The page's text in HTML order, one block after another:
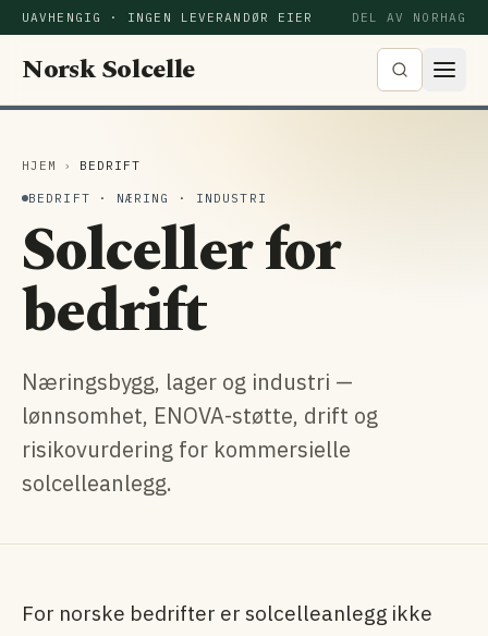
UAVHENGIG · INGEN LEVERANDØR EIER DEL AV NORHAG
Norsk Solcelle
HJEM › BEDRIFT
BEDRIFT · NÆRING · INDUSTRI
Solceller for
bedrift
Næringsbygg, lager og industri —
lønnsomhet, ENOVA-støtte, drift og
risikovurdering for kommersielle
solcelleanlegg.
For norske bedrifter er solcelleanlegg ikke